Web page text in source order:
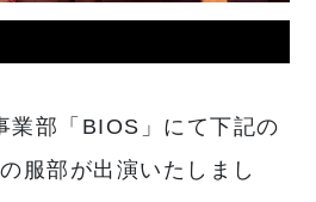
業部「BIOS」にて下記の
服部が出演いたしまし